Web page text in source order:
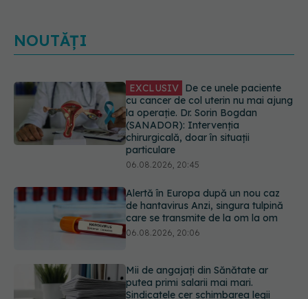
NOUTĂȚI
Alertă în Europa după un nou caz
de hantavirus Anzi, singura tulpină
care se transmite de la om la om
06.08.2026, 20:06
Mii de angajați din Sănătate ar
Sindicatele cer schimbarea legii
06.08.2026, 19:26
Sorin Bogdan (SANADOR): Chirurgia
este indicată doar punctual, pentru
anumite categorii de paciente